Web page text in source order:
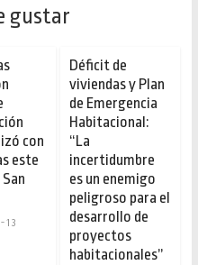
gustar
con
este
13
Déficit de
viviendas y Plan
de Emergencia
Habitacional:
“La
incertidumbre
es un enemigo
peligroso para el
desarrollo de
proyectos
habitacionales”